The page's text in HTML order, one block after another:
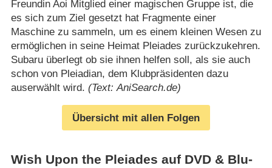
Freundin Aoi Mitglied einer magischen Gruppe ist, die
es sich zum Ziel gesetzt hat Fragmente einer
Maschine zu sammeln, um es einem kleinen Wesen zu
ermöglichen in seine Heimat Pleiades zurückzukehren.
Subaru überlegt ob sie ihnen helfen soll, als sie auch
schon von Pleiadian, dem Klubpräsidenten dazu
auserwählt wird. (Text: AniSearch.de)
Übersicht mit allen Folgen
Wish Upon the Pleiades auf DVD & Blu-